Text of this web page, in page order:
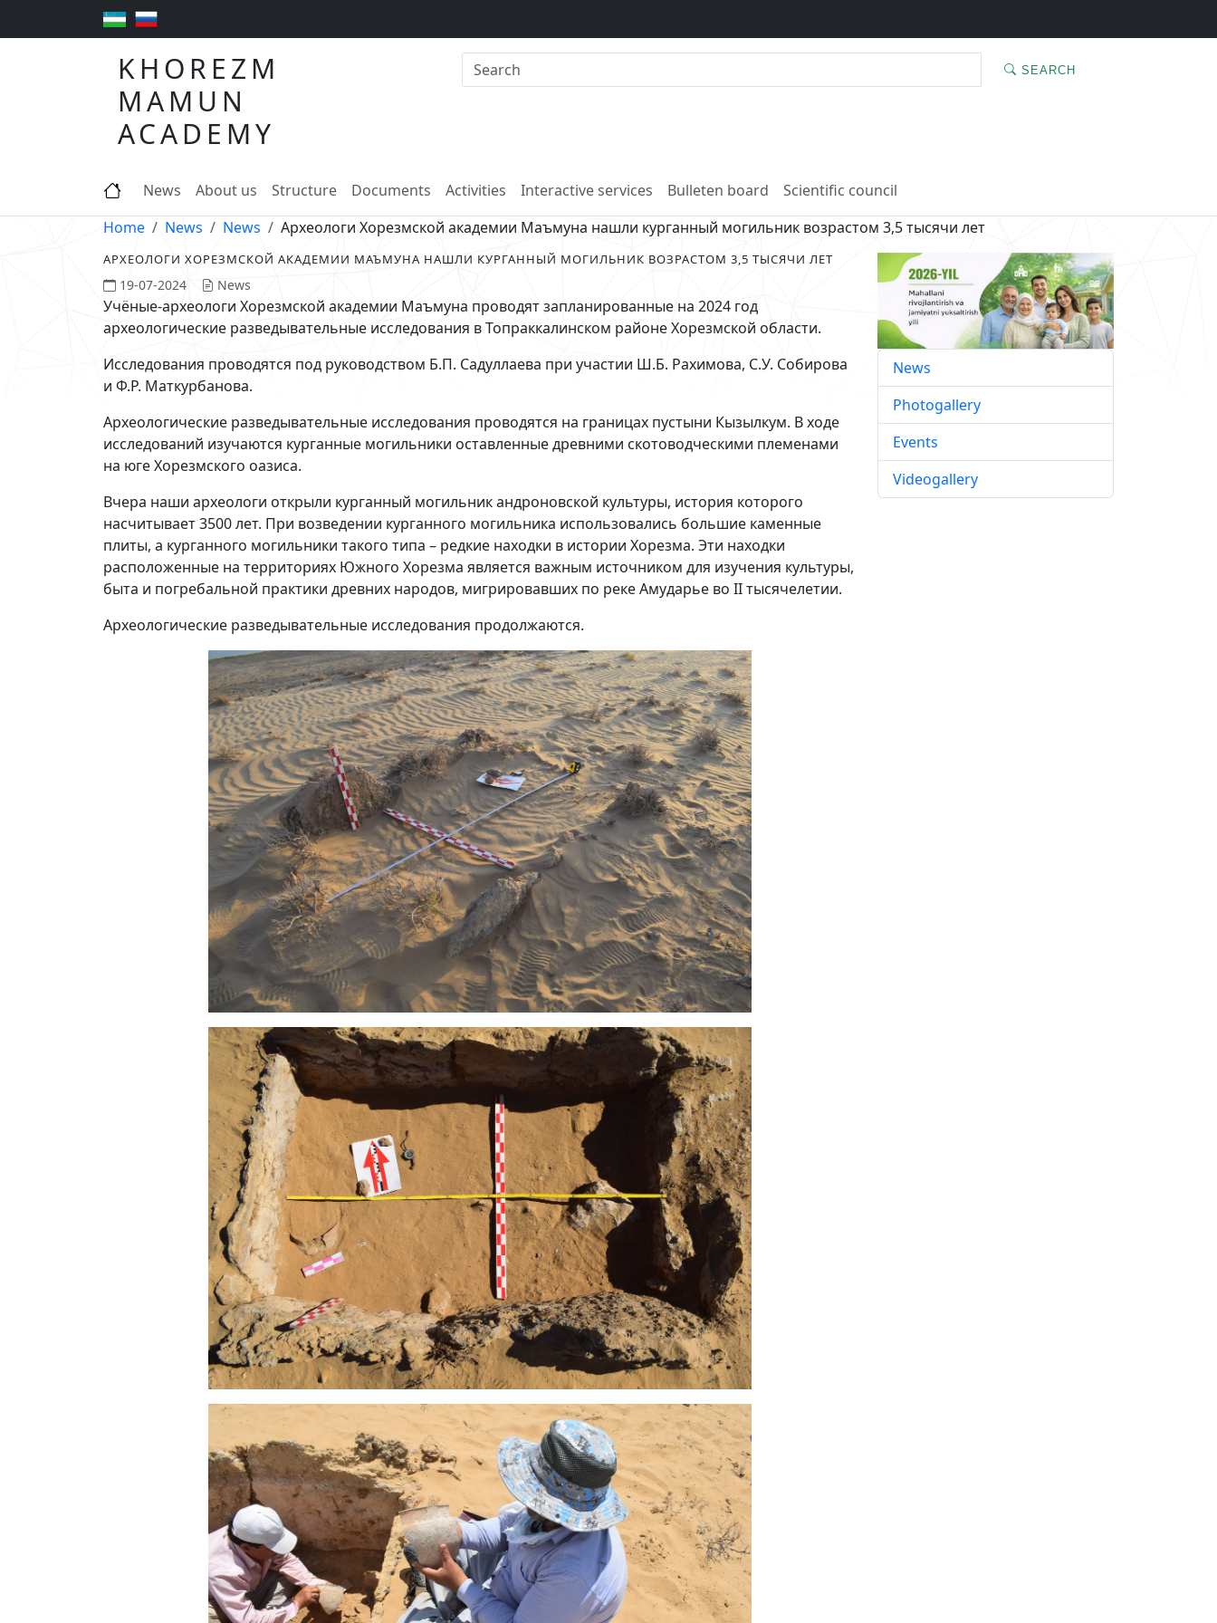
KHOREZM
MAMUN
ACADEMY
SEARCH
News About us Structure Documents Activities Interactive services Bulleten board
Scientific council
Home
News News Археологи Хорезмской академии Маъмуна нашли курганный могильник возрастом 3,5 тысячи лет
АРХЕОЛОГИ ХОРЕЗМСКОЙ АКАДЕМИИ МАЪМУНА НАШЛИ КУРГАННЫЙ МОГИЛЬНИК ВОЗРАСТОМ 3,5 ТЫСЯЧИ ЛЕТ
19-07-2024 News
Учёные-археологи Хорезмской академии Маъмуна проводят запланированные на 2024 год
археологические разведывательные исследования в Топраккалинском районе Хорезмской области.
Исследования проводятся под руководством Б.П. Садуллаева при участии Ш.Б. Рахимова, С.У. Собирова
и Ф.Р. Маткурбанова.
Археологические разведывательные исследования проводятся на границах пустыни Кызылкум. В ходе
исследований изучаются курганные могильники оставленные древними скотоводческими племенами
на юге Хорезмского оазиса.
Вчера наши археологи открыли курганный могильник андроновской культуры, история которого
насчитывает 3500 лет. При возведении курганного могильника использовались большие каменные
плиты, а курганного могильники такого типа – редкие находки в истории Хорезма. Эти находки
расположенные на территориях Южного Хорезма является важным источником для изучения культуры,
быта и погребальной практики древних народов, мигрировавших по реке Амударье во II тысячелетии.
Археологические разведывательные исследования продолжаются.
News
Photogallery
Events
Videogallery